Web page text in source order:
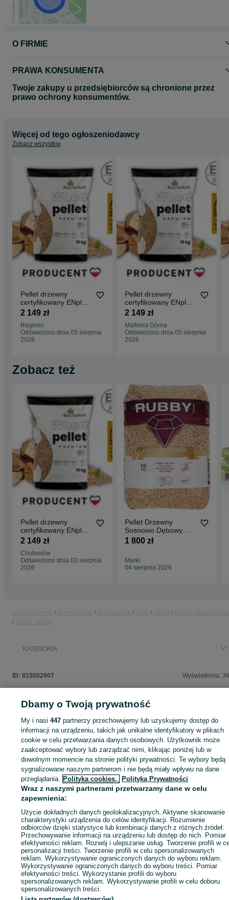
O FIRMIE
PRAWA KONSUMENTA
Twoje zakupy u przedsiębiorców są chronione przez
prawo ochrony konsumentów.
Więcej od tego ogłoszeniodawcy
Zobacz wszystkie
Pellet drzewny
certyfikowany ENplus
A1 Producent
2 149 zł
Regimin
Odświeżono dnia 05 sierpnia
2026
Pellet drzewny
certyfikowany ENplus
A1 Producent
2 149 zł
Małkinia Górna
Odświeżono dnia 05 sierpnia
2026
Zobacz też
Pellet drzewny
certyfikowany ENplus
A1 Producent
2 149 zł
Chotomów
Odświeżono dnia 03 sierpnia
2026
Pellet Drzewny
Sosnowo Dębowy
100% naturalny z
1 800 zł
Marki
04 sierpnia 2026
KATEGORIA
ID: 815002907 Wyświetlenia:
Zaloguj się lub załóż konto na OLX, aby skontaktować się z
sprzedającym
Zaloguj się / Załóż konto
Zadzwoń / SMS Wyślij wiadomość
Dbamy o Twoją prywatność
My i nasi447 partnerzy przechowujemy lub uzyskujemy dostęp do
informacji na urządzeniu, takich jak unikalne identyfikatory w plikach
cookie w celu przetwarzania danych osobowych. Użytkownik może
zaakceptować wybory lub zarządzać nimi, klikając poniżej lub w
dowolnym momencie na stronie polityki prywatności. Te wybory będą
sygnalizowane naszym partnerom i nie będą miały wpływu na dane
przeglądania. Polityka cookies, Polityka Prywatności
Wraz z naszymi partnerami przetwarzamy dane w celu
zapewnienia:
Użycie dokładnych danych geolokalizacyjnych. Aktywne skanowanie
charakterystyki urządzenia do celów identyfikacji. Rozumienie
odbiorców dzięki statystyce lub kombinacji danych z różnych źródeł.
Przechowywanie informacji na urządzeniu lub dostęp do nich. Pomiar
efektywności reklam. Rozwój i ulepszanie usług. Tworzenie profili w
personalizacji treści. Tworzenie profili w celu spersonalizowanych
reklam. Wykorzystywanie ograniczonych danych do wyboru reklam.
Wykorzystywanie ograniczonych danych do wyboru treści. Pomiar
efektywności treści. Wykorzystanie profili do wyboru
spersonalizowanych reklam. Wykorzystywanie profili w celu doboru
spersonalizowanych treści.